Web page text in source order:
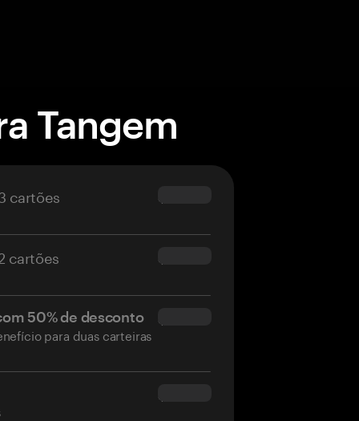
Tangem
cartões $69.90
cartões $54.90
50% de desconto
para duas carteiras
$34.95
$160.00